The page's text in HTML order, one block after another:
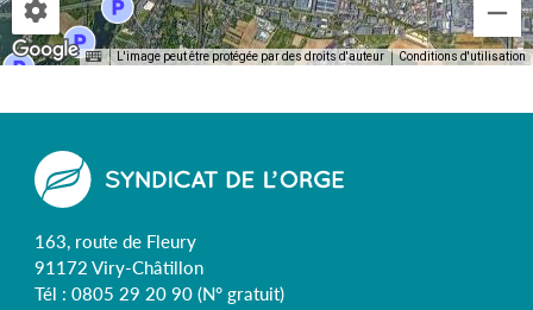
L'image peut être protégée par des droits d'auteur Conditions d'utilisation
163, route de Fleury
91172 Viry-Châtillon
Tél : 0805 29 20 90(N° gratuit)